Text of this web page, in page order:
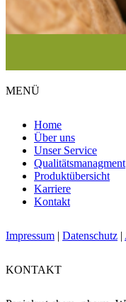
MENÜ
Home
Über uns
Unser Service
Qualitätsmanagment
Produktübersicht
Karriere
Kontakt
Impressum | Datenschutz |
KONTAKT